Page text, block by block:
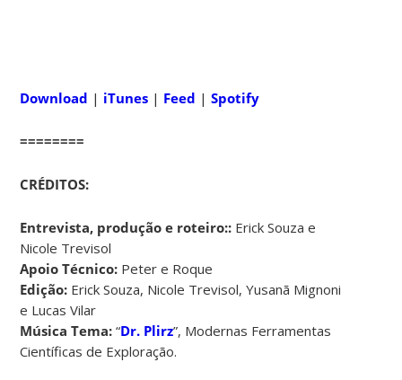
Download | iTunes | Feed |Spotify
========
CRÉDITOS:
Entrevista, produção e roteiro:: Erick Souza e
Nicole Trevisol
Apoio Técnico: Peter e Roque
Edição: Erick Souza, Nicole Trevisol, Yusanã Mignoni
e Lucas Vilar
Música Tema: “Dr. Plirz”, Modernas Ferramentas
Científicas de Exploração.